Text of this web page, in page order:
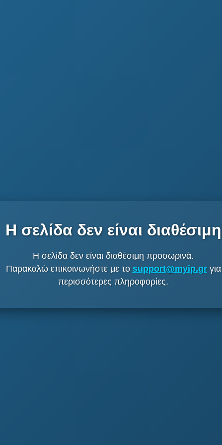
Η σελίδα δεν είναι διαθέσιμη
Η σελίδα δεν είναι διαθέσιμη προσωρινά.
Παρακαλώ επικοινωνήστε με το support@myip.grγια
περισσότερες πληροφορίες.